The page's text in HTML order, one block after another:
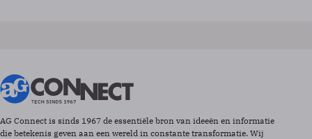
AG Connect is sinds 1967 de essentiële bron van ideeën en informatie
die betekenis geven aan een wereld in constante transformatie. Wij